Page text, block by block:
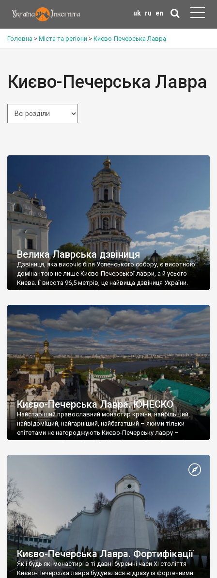
uk ru en
Головна > Міста та регіони > Києво-Печерська Лавра
Києво-Печерська Лавра
Велика Лаврська дзвіниця
Дзвіниця, яка височіє біля Успенського собору, є висотною
домінантою не лише Києво-Печерської лаври, а й усього
Києва. Її висота 96,5 метрів, це найвища дзвіниця України.
Свого часу, паломники, які йшли на прощу до лаври, починали
Лаврської дзвіниці. Його видно було за десятки кілометрів
Дзвіниця, з часів побудови, завжди була […]
Києво-Печерська Лавра. ЮНЕСКО
Найстаріший православний монастир країни, найбільший,
найвідоміший, найгарніший, найбагатший – якими тільки
епітетами не нагороджують Києво-Печерську лавру –
справжнє диво і гордість України. Саме такі архітектурні
Печерська лавра – один із найбільших монастирів світу. Її
стабільно включають […]
Києво-Печерська Лавра. Фортифікації
Як і будь які монастирі в ті давні буремні часи ХІ століття
Києво-Печерська лавра будувалася відразу із фортечними